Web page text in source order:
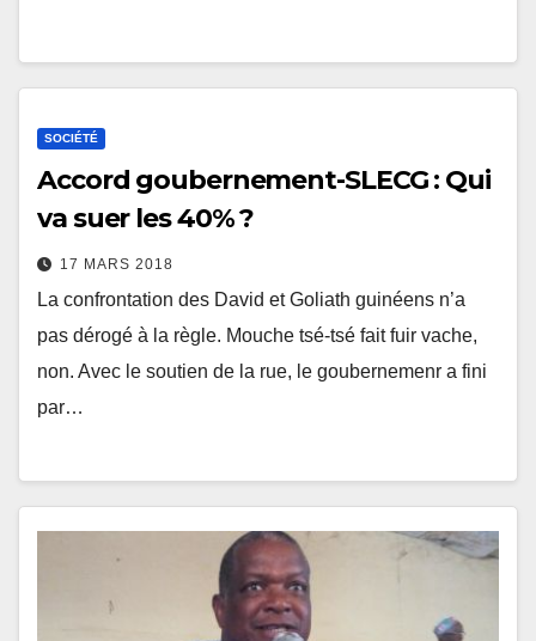
SOCIÉTÉ
Accord goubernement-SLECG : Qui
va suer les 40% ?
17 MARS 2018
La confrontation des David et Goliath guinéens n’a
pas dérogé à la règle. Mouche tsé-tsé fait fuir vache,
non. Avec le soutien de la rue, le goubernemenr a fini
par…